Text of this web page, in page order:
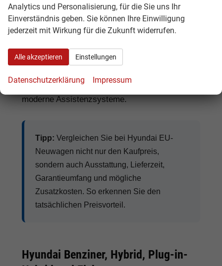
Häufig gefragte Ausstattungen sindLED-
Scheinwerfer, Automatikgetriebe,
Rückfahrkamera, 360-Grad-Kamera,
Navigationssystem, Sitzheizung,
Lenkradheizung, Klimaautomatik, digitales
Cockpit, Apple CarPlay, Android Auto,
Abstandstempomat, Anhängerkupplung
moderne Assistenzsysteme.
Tipp: Vergleichen Sie bei Hyundai EU-
Neuwagen nicht nur den Kaufpreis,
sondern auch Ausstattung, Lieferzeit,
Garantieumfang und mögliche
Zusatzkosten. So erkennen Sie den
tatsächlichen Preisvorteil.
Hyundai Benziner, Hybrid, Plug-in-
Analytics und Personalisierung, für die Sie uns Ihr
Einverständnis geben. Sie können Ihre Einwilligung
jederzeit mit Wirkung für die Zukunft widerrufen.
Alle akzeptieren Einstellungen
Datenschutzerklärung Impressum